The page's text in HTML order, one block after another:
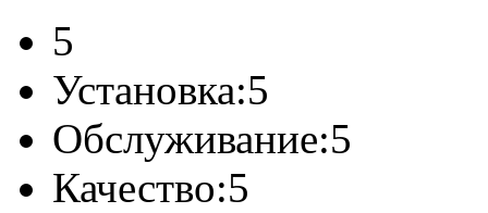
5
Установка:5
Обслуживание:5
Качество:5